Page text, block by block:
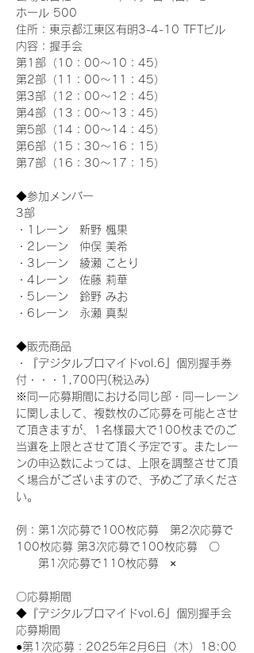
ホール 500
住所：東京都江東区有明3-4-10 TFTビル
内容：握手会
第1部（10：00～10：45）
第2部（11：00～11：45）
第3部（12：00～12：45）
第4部（13：00～13：45）
第5部（14：00～14：45）
第6部（15：30～16：15）
第7部（16：30～17：15）
◆参加メンバー
3部
・1レーン　新野 楓果
・2レーン　仲俣 美希
・3レーン　綾瀬 ことり
・4レーン　佐藤 莉華
・5レーン　鈴野 みお
・6レーン　永瀬 真梨
◆販売商品
・『デジタルブロマイドvol.6』個別握手券
付・・・1,700円(税込み)
※同一応募期間における同じ部・同一レーン
に関しまして、複数枚のご応募を可能とさせ
て頂きますが、1名様最大で100枚までのご
当選を上限とさせて頂く予定です。またレー
ンの申込数によっては、上限を調整させて頂
く場合がございますので、予めご了承くださ
い。
例：第1次応募で100枚応募　第2次応募で
100枚応募 第3次応募で100枚応募　〇
第1次応募で110枚応募　×
〇応募期間
◆『デジタルブロマイドvol.6』個別握手会
応募期間
●第1次応募：2025年2月6日（木）18:00